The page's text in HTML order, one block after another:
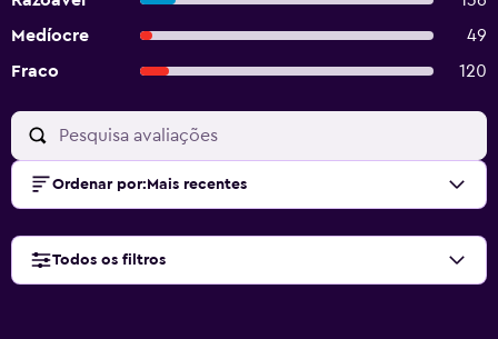
Medíocre
49
Fraco
120
Ordenar por: Mais recentes
Todos os filtros